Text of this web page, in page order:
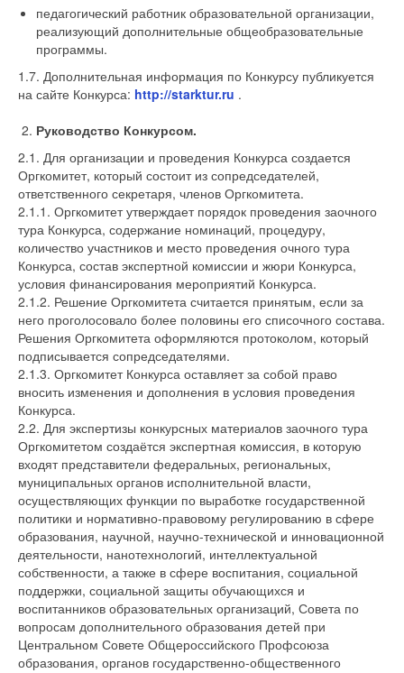
педагогический работник образовательной организации,
реализующий дополнительные общеобразовательные
программы.
1.7. Дополнительная информация по Конкурсу публикуется
на сайте Конкурса: http://starktur.ru .
Руководство Конкурсом.
2.1. Для организации и проведения Конкурса создается
Оргкомитет, который состоит из сопредседателей,
ответственного секретаря, членов Оргкомитета.
2.1.1. Оргкомитет утверждает порядок проведения заочного
тура Конкурса, содержание номинаций, процедуру,
количество участников и место проведения очного тура
Конкурса, состав экспертной комиссии и жюри Конкурса,
условия финансирования мероприятий Конкурса.
2.1.2. Решение Оргкомитета считается принятым, если за
него проголосовало более половины его списочного состава.
Решения Оргкомитета оформляются протоколом, который
подписывается сопредседателями.
2.1.3. Оргкомитет Конкурса оставляет за собой право
вносить изменения и дополнения в условия проведения
Конкурса.
2.2. Для экспертизы конкурсных материалов заочного тура
Оргкомитетом создаётся экспертная комиссия, в которую
входят представители федеральных, региональных,
муниципальных органов исполнительной власти,
осуществляющих функции по выработке государственной
политики и нормативно-правовому регулированию в сфере
образования, научной, научно-технической и инновационной
деятельности, нанотехнологий, интеллектуальной
собственности, а также в сфере воспитания, социальной
поддержки, социальной защиты обучающихся и
воспитанников образовательных организаций, Совета по
вопросам дополнительного образования детей при
Центральном Совете Общероссийского Профсоюза
образования, органов государственно-общественного